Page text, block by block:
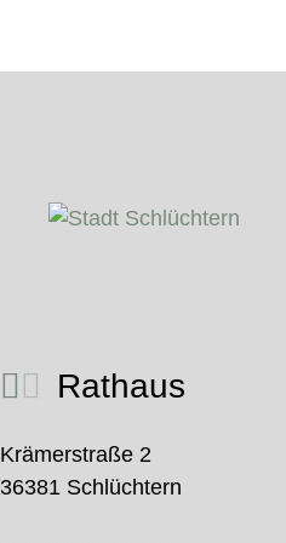
Rathaus
Krämerstraße 2
36381 Schlüchtern